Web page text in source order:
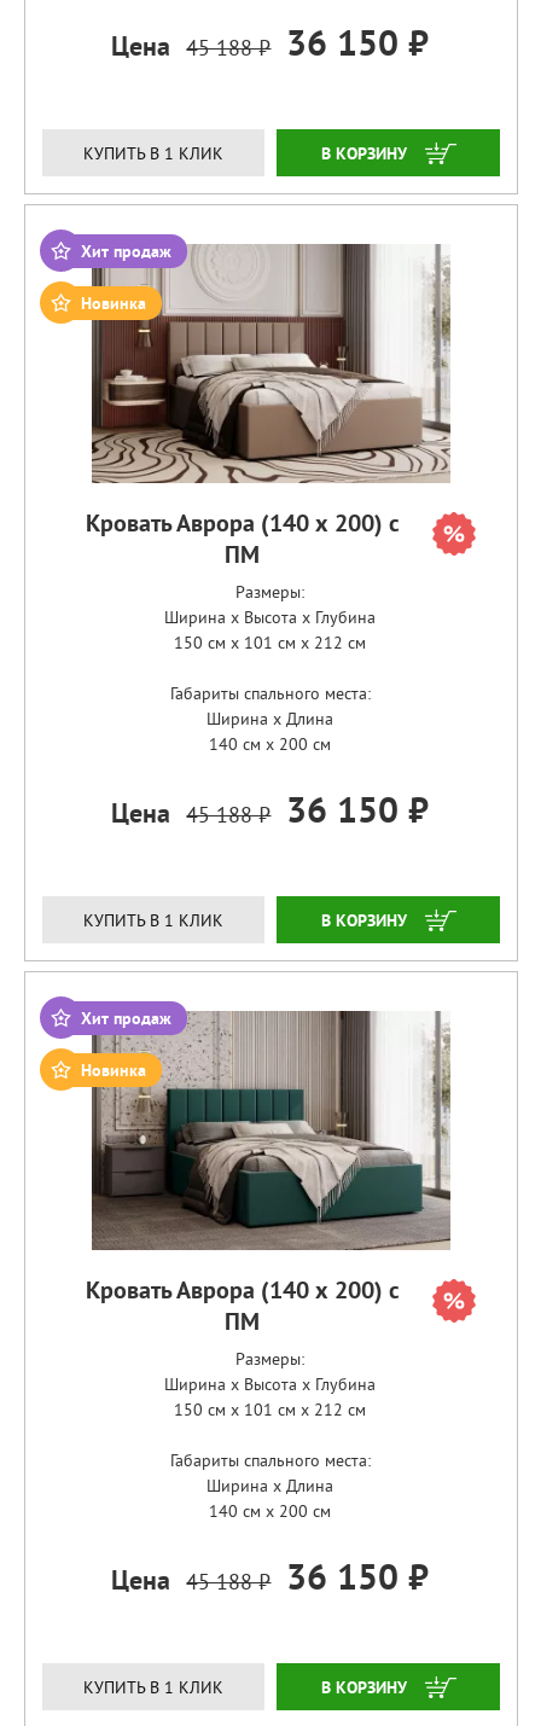
Цена 45 188 ₽ 36 150 ₽
КУПИТЬ В 1 КЛИК ЗАКАЗАТЬ
Хит продаж
Новинка
Кровать Аврора (140 х 200) с
ПМ
Размеры:
Ширина x Высота x Глубина
150 см x 101 см x 212 см
Габариты спального места:
Ширина x Длина
140 см x 200 см
Цена 45 188 ₽ 36 150 ₽
КУПИТЬ В 1 КЛИК ЗАКАЗАТЬ
Хит продаж
Новинка
Кровать Аврора (140 х 200) с
ПМ
Размеры:
Ширина x Высота x Глубина
150 см x 101 см x 212 см
Габариты спального места:
Ширина x Длина
140 см x 200 см
Цена 45 188 ₽ 36 150 ₽
КУПИТЬ В 1 КЛИК ЗАКАЗАТЬ